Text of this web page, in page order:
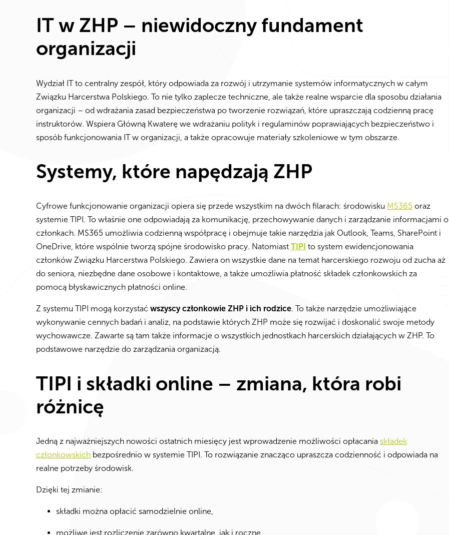
IT w ZHP – niewidoczny fundament
organizacji
Wydział IT to centralny zespół, który odpowiada za rozwój i utrzymanie systemów informatycznych w całym
Związku Harcerstwa Polskiego. To nie tylko zaplecze techniczne, ale także realne wsparcie dla sposobu działania
organizacji – od wdrażania zasad bezpieczeństwa po tworzenie rozwiązań, które upraszczają codzienną pracę
instruktorów. Wspiera Główną Kwaterę we wdrażaniu polityk i regulaminów poprawiających bezpieczeństwo i
sposób funkcjonowania IT w organizacji, a także opracowuje materiały szkoleniowe w tym obszarze.
Systemy, które napędzają ZHP
Cyfrowe funkcjonowanie organizacji opiera się przede wszystkim na dwóch filarach: środowisku MS365 oraz
systemie TIPI. To właśnie one odpowiadają za komunikację, przechowywanie danych i zarządzanie informacjami o
członkach. MS365 umożliwia codzienną współpracę i obejmuje takie narzędzia jak Outlook, Teams, SharePoint i
OneDrive, które wspólnie tworzą spójne środowisko pracy. Natomiast TIPI to system ewidencjonowania
członków Związku Harcerstwa Polskiego. Zawiera on wszystkie dane na temat harcerskiego rozwoju od zucha aż
do seniora, niezbędne dane osobowe i kontaktowe, a także umożliwia płatność składek członkowskich za
pomocą błyskawicznych płatności online.
Z systemu TIPI mogą korzystać wszyscy członkowie ZHP i ich rodzice. To także narzędzie umożliwiające
wykonywanie cennych badań i analiz, na podstawie których ZHP może się rozwijać i doskonalić swoje metody
wychowawcze. Zawarte są tam także informacje o wszystkich jednostkach harcerskich działających w ZHP. To
podstawowe narzędzie do zarządzania organizacją.
TIPI i składki online – zmiana, która robi
różnicę
Jedną z najważniejszych nowości ostatnich miesięcy jest wprowadzenie możliwości opłacania składek
członkowskich bezpośrednio w systemie TIPI. To rozwiązanie znacząco upraszcza codzienność i odpowiada na
realne potrzeby środowisk.
Dzięki tej zmianie:
składki można opłacić samodzielnie online,
możliwe jest rozliczenie zarówno kwartalne, jak i roczne,